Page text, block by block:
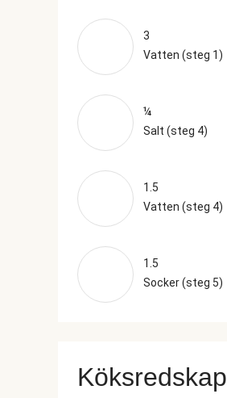
3
Vatten (steg 1)
¼
Salt (steg 4)
1.5
Vatten (steg 4)
1.5
Socker (steg 5)
Köksredskap